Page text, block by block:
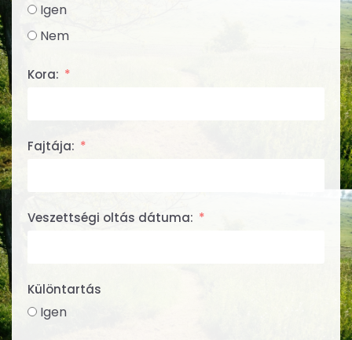
Igen
Nem
Kora:
Fajtája:
Veszettségi oltás dátuma:
Különtartás
Igen